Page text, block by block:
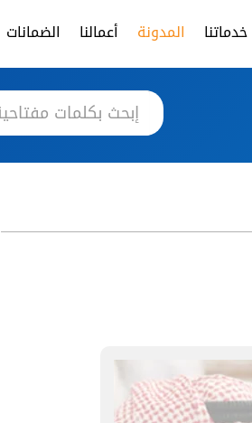
خدماتنا المدونة أعمالنا الضمانات